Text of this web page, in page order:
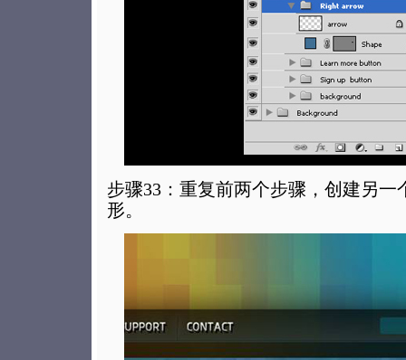
步骤33：重复前两个步骤，创建另一
形。